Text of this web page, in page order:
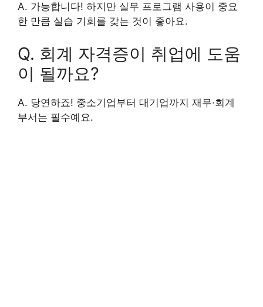
A. 가능합니다! 하지만 실무 프로그램 사용이 중요
한 만큼 실습 기회를 갖는 것이 좋아요.
Q. 회계 자격증이 취업에 도움
이 될까요?
A. 당연하죠! 중소기업부터 대기업까지 재무·회계
부서는 필수예요.